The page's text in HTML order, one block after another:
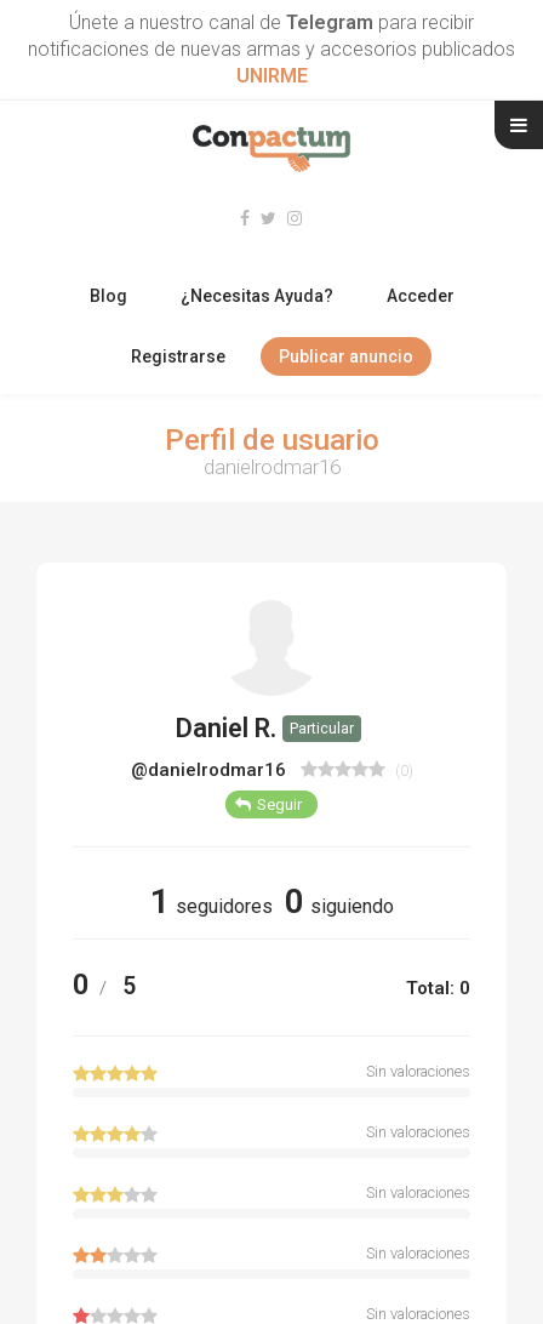
Únete a nuestro canal de Telegram para recibir
notificaciones de nuevas armas y accesorios publicados
UNIRME
Blog ¿Necesitas Ayuda? Acceder
Registrarse Publicar anuncio
Perfil de usuario
danielrodmar16
Daniel R. Particular
@danielrodmar16 (0)
Seguir
1 seguidores 0 siguiendo
0 / 5 Total: 0
Sin valoraciones
Sin valoraciones
Sin valoraciones
Sin valoraciones
Sin valoraciones